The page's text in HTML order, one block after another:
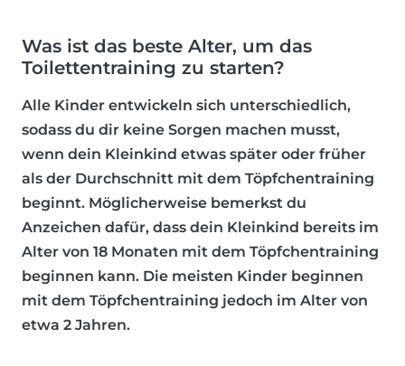
Was ist das beste Alter, um das
Toilettentraining zu starten?
Alle Kinder entwickeln sich unterschiedlich,
sodass du dir keine Sorgen machen musst,
wenn dein Kleinkind etwas später oder früher
als der Durchschnitt mit dem Töpfchentraining
beginnt. Möglicherweise bemerkst du
Anzeichen dafür, dass dein Kleinkind bereits im
Alter von 18 Monaten mit dem Töpfchentraining
beginnen kann. Die meisten Kinder beginnen
mit dem Töpfchentraining jedoch im Alter von
etwa 2 Jahren.